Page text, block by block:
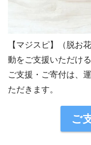
【マジスピ】（脱お
動をご支援いただけ
ご支援・ご寄付は、
ただきます。
ご